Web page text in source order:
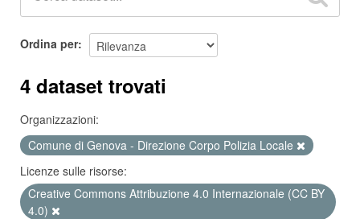
Ordina per
4 dataset trovati
Organizzazioni:
Comune di Genova - Direzione Corpo Polizia Locale
Licenze sulle risorse:
Creative Commons Attribuzione 4.0 Internazionale (CC BY
4.0)